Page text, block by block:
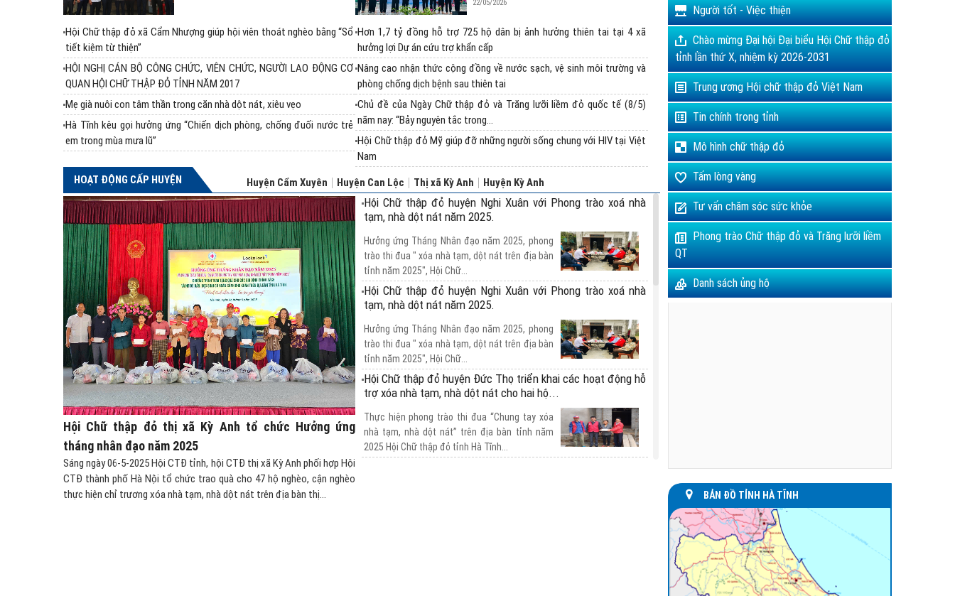
Hội Chữ thập đỏ xã Cẩm Nhượng giúp hội viên thoát nghèo bằng “Sổ
tiết kiệm từ thiện”
HỘI NGHỊ CÁN BỘ CÔNG CHỨC, VIÊN CHỨC, NGƯỜI LAO ĐỘNG CƠ
QUAN HỘI CHỮ THẬP ĐỎ TỈNH NĂM 2017
Mẹ già nuôi con tâm thần trong căn nhà dột nát, xiêu vẹo
Hà Tĩnh kêu gọi hưởng ứng “Chiến dịch phòng, chống đuối nước trẻ
em trong mùa mưa lũ”
22/05/2026
Hơn 1,7 tỷ đồng hỗ trợ 725 hộ dân bị ảnh hưởng thiên tai tại 4 xã
hưởng lợi Dự án cứu trợ khẩn cấp
Nâng cao nhận thức cộng đồng về nước sạch, vệ sinh môi trường và
phòng chống dịch bệnh sau thiên tai
Chủ đề của Ngày Chữ thập đỏ và Trăng lưỡi liềm đỏ quốc tế (8/5)
năm nay: “Bảy nguyên tắc trong...
Hội Chữ thập đỏ Mỹ giúp đỡ những người sống chung với HIV tại Việt
Nam
HOẠT ĐỘNG CẤP HUYỆN
Huyện Cẩm Xuyên Huyện Can Lộc Thị xã Kỳ Anh Huyện Kỳ Anh
Hội Chữ thập đỏ thị xã Kỳ Anh tổ chức Hưởng ứng
tháng nhân đạo năm 2025
Sáng ngày 06-5-2025 Hội CTĐ tỉnh, hội CTĐ thị xã Kỳ Anh phối hợp Hội
CTĐ thành phố Hà Nội tổ chức trao quà cho 47 hộ nghèo, cận nghèo
thực hiện chỉ trương xóa nhà tạm, nhà dột nát trên địa bàn thị...
Hội Chữ thập đỏ huyện Nghi Xuân với Phong trào xoá nhà
tạm, nhà dột nát năm 2025.
Hưởng ứng Tháng Nhân đạo năm 2025, phong
trào thi đua " xóa nhà tạm, dột nát trên địa bàn
tỉnh năm 2025", Hội Chữ...
Hội Chữ thập đỏ huyện Nghi Xuân với Phong trào xoá nhà
tạm, nhà dột nát năm 2025.
Hưởng ứng Tháng Nhân đạo năm 2025, phong
trào thi đua " xóa nhà tạm, dột nát trên địa bàn
tỉnh năm 2025", Hội Chữ...
Hội Chữ thập đỏ huyện Đức Thọ triển khai các hoạt động hỗ
trợ xóa nhà tạm, nhà dột nát cho hai hộ...
Thực hiện phong trào thi đua “Chung tay xóa
nhà tạm, nhà dột nát” trên địa bàn tỉnh năm
2025 Hội Chữ thập đỏ tỉnh Hà Tĩnh...
Người tốt - Việc thiện
Chào mừng Đại hội Đại biểu Hội Chữ thập đỏ
tỉnh lần thứ X, nhiệm kỳ 2026-2031
Trung ương Hội chữ thập đỏ Việt Nam
Tin chính trong tỉnh
Mô hình chữ thập đỏ
Tấm lòng vàng
Tư vấn chăm sóc sức khỏe
Phong trào Chữ thập đỏ và Trăng lưỡi liềm
QT
Danh sách ủng hộ
BẢN ĐỒ TỈNH HÀ TĨNH